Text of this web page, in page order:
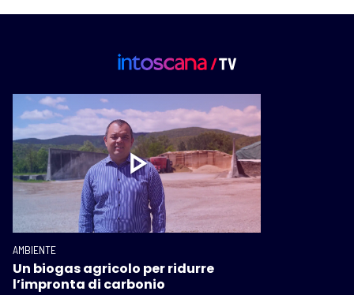
AMBIENTE
Un biogas agricolo per ridurre
l’impronta di carbonio